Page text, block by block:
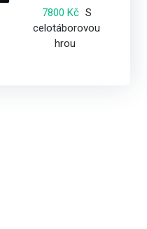
7800 Kč S
celotáborovou
hrou